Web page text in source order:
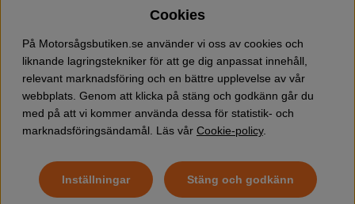
fokus mot entusiaster och professionella användare av
motorsågar. Vi erbjuder ett brett sortiment av
Husqvarna motorsågarsamt alla tänkbaratillbehör
du kan behöva vid trädfällning, gallring och allmän
skogsskötsel. Välkommen att handla din Husqvarna
motorsåg och tillbehör online hos oss!
Cookies
På Motorsågsbutiken.se använder vi oss av cookies och
liknande lagringstekniker för att ge dig anpassat innehåll,
relevant marknadsföring och en bättre upplevelse av vår
webbplats. Genom att klicka på stäng och godkänn går du
med på att vi kommer använda dessa för statistik- och
marknadsföringsändamål. Läs vår Cookie-policy.
Inställningar Stäng och godkänn